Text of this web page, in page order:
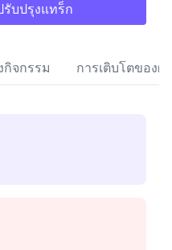
รับปรุงแทร็ก
จกรรม การเติบโตของผู้